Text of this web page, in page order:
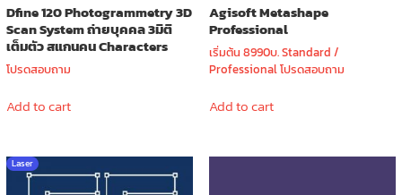
Dfine 120 Photogrammetry 3D
Scan System ถ่ายบุคคล 3มิติ
เต็มตัว สแกนคน Characters
โปรดสอบถาม
Add to cart
Agisoft Metashape
Professional
เริ่มต้น 8990บ. Standard /
Professional โปรดสอบถาม
Add to cart
Laser